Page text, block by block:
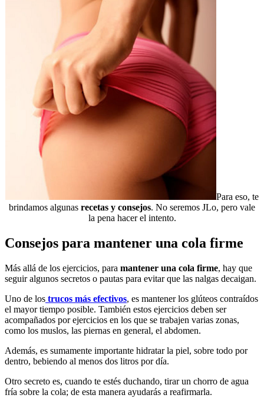
Para eso, te
brindamos algunas recetas y consejos. No seremos JLo, pero vale
la pena hacer el intento.
Consejos para mantener una cola firme
Más allá de los ejercicios, para mantener una cola firme, hay que
seguir algunos secretos o pautas para evitar que las nalgas decaigan.
Uno de los trucos más efectivos, es mantener los glúteos contraídos
el mayor tiempo posible. También estos ejercicios deben ser
acompañados por ejercicios en los que se trabajen varias zonas,
como los muslos, las piernas en general, el abdomen.
Además, es sumamente importante hidratar la piel, sobre todo por
dentro, bebiendo al menos dos litros por día.
Otro secreto es, cuando te estés duchando, tirar un chorro de agua
fría sobre la cola; de esta manera ayudarás a reafirmarla.